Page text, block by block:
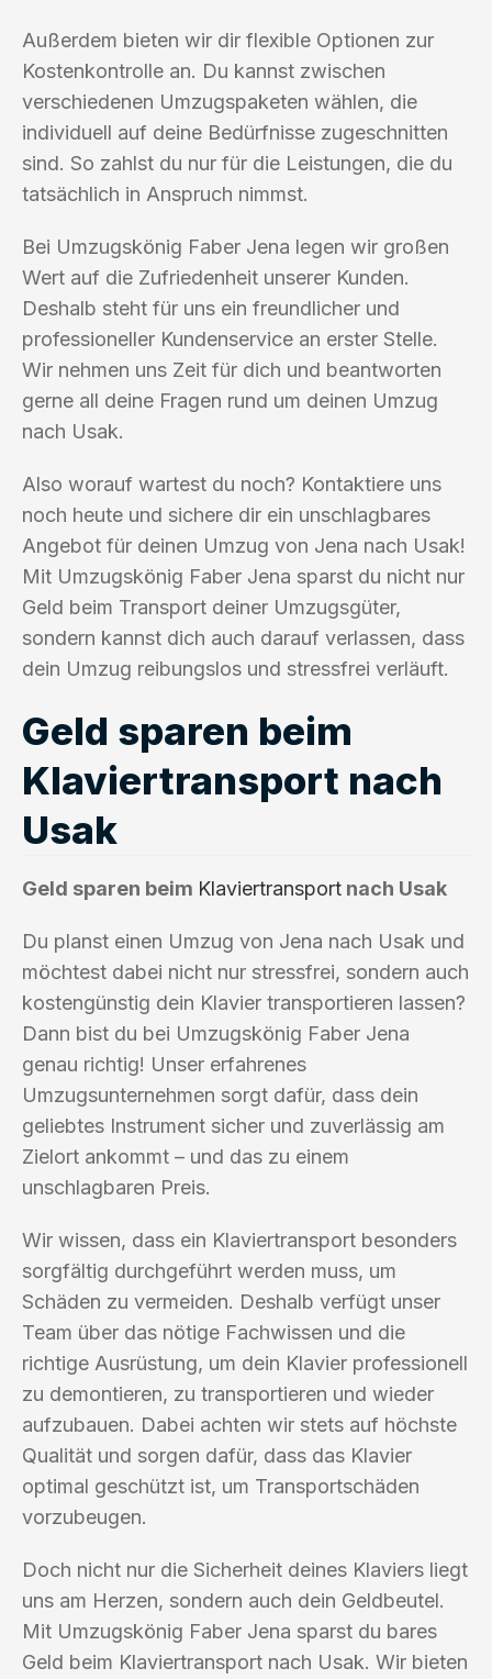
Außerdem bieten wir dir flexible Optionen zur
Kostenkontrolle an. Du kannst zwischen
verschiedenen Umzugspaketen wählen, die
individuell auf deine Bedürfnisse zugeschnitten
sind. So zahlst du nur für die Leistungen, die du
tatsächlich in Anspruch nimmst.
Bei Umzugskönig Faber Jena legen wir großen
Wert auf die Zufriedenheit unserer Kunden.
Deshalb steht für uns ein freundlicher und
professioneller Kundenservice an erster Stelle.
Wir nehmen uns Zeit für dich und beantworten
gerne all deine Fragen rund um deinen Umzug
nach Usak.
Also worauf wartest du noch? Kontaktiere uns
noch heute und sichere dir ein unschlagbares
Angebot für deinen Umzug von Jena nach Usak!
Mit Umzugskönig Faber Jena sparst du nicht nur
Geld beim Transport deiner Umzugsgüter,
sondern kannst dich auch darauf verlassen, dass
dein Umzug reibungslos und stressfrei verläuft.
Geld sparen beim
Klaviertransport nach
Usak
Geld sparen beim Klaviertransport nach Usak
Du planst einen Umzug von Jena nach Usak und
möchtest dabei nicht nur stressfrei, sondern auch
kostengünstig dein Klavier transportieren lassen?
Dann bist du bei Umzugskönig Faber Jena
genau richtig! Unser erfahrenes
Umzugsunternehmen sorgt dafür, dass dein
geliebtes Instrument sicher und zuverlässig am
Zielort ankommt – und das zu einem
unschlagbaren Preis.
Wir wissen, dass ein Klaviertransport besonders
sorgfältig durchgeführt werden muss, um
Schäden zu vermeiden. Deshalb verfügt unser
Team über das nötige Fachwissen und die
richtige Ausrüstung, um dein Klavier professionell
zu demontieren, zu transportieren und wieder
aufzubauen. Dabei achten wir stets auf höchste
Qualität und sorgen dafür, dass das Klavier
optimal geschützt ist, um Transportschäden
vorzubeugen.
Doch nicht nur die Sicherheit deines Klaviers liegt
uns am Herzen, sondern auch dein Geldbeutel.
Mit Umzugskönig Faber Jena sparst du bares
Geld beim Klaviertransport nach Usak. Wir bieten